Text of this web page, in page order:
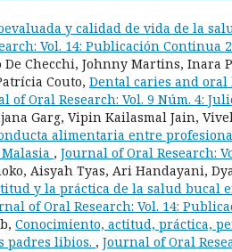
y calidad de vida de la
Vol. 14: Publicación Continua
Checchi, Johnny Martins, Inara
Couto, Dental caries and
of Oral Research: Vol. 9 Núm. 4:
Garg, Vipin Kailasmal Jain,
alimentaria entre
, Journal of Oral Research:
Aisyah Tyas, Ari Handayani,
y la práctica de la salud bucal
of Oral Research: Vol. 14:
Conocimiento, actitud, práctica,
padres libios. , Journal of Oral